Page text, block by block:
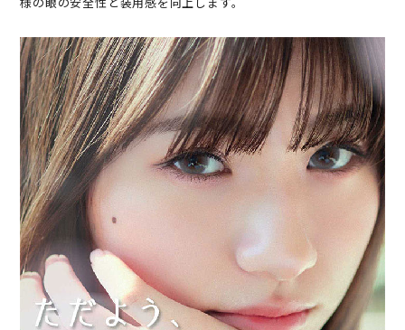
様の眼の安全性と装用感を向上します。